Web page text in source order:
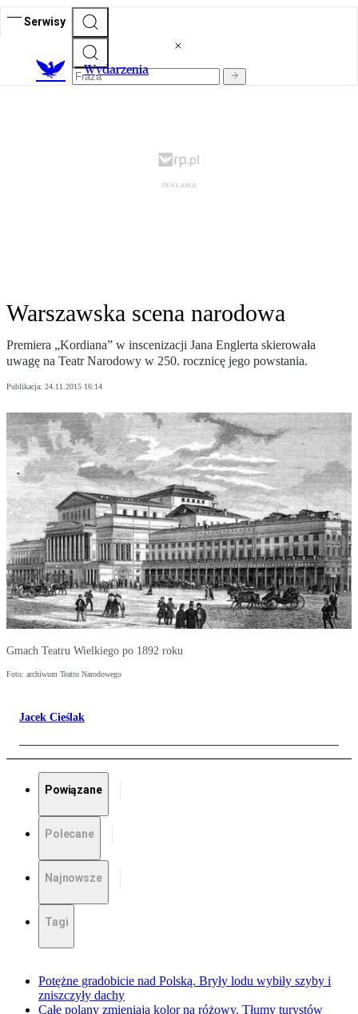
Serwisy
Wydarzenia
Warszawska scena narodowa
Premiera „Kordiana” w inscenizacji Jana Englerta skierowała
uwagę na Teatr Narodowy w 250. rocznicę jego powstania.
Publikacja: 24.11.2015 16:14
Gmach Teatru Wielkiego po 1892 roku
Foto: archiwum Teatru Narodowego
Jacek Cieślak
Powiązane
Polecane
Najnowsze
Tagi
Potężne gradobicie nad Polską. Bryły lodu wybiły szyby i
zniszczyły dachy
Całe polany zmieniają kolor na różowy. Tłumy turystów